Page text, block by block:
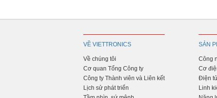
VỀ VIETTRONICS
Về chúng tôi
Cơ quan Tổng Công ty
Công ty Thành viên và Liên kết
Lịch sử phát triển
SẢN
Công
Cơ
Điện
Linh